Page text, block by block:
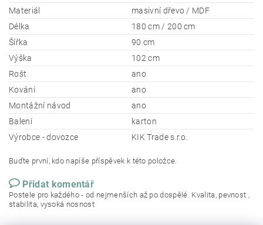
Materiál
masivní dřevo / MDF
Délka
180 cm / 200 cm
Šířka
90 cm
Výška
102 cm
Rošt
ano
Kování
ano
Montážní návod
ano
Balení
karton
Výrobce - dovozce
KIK Trade s.r.o.
Buďte první, kdo napíše příspěvek k této položce.
Přidat komentář
Postele pro každého - od nejmenších až po dospělé. Kvalita, pevnost ,
stabilita, vysoká nosnost